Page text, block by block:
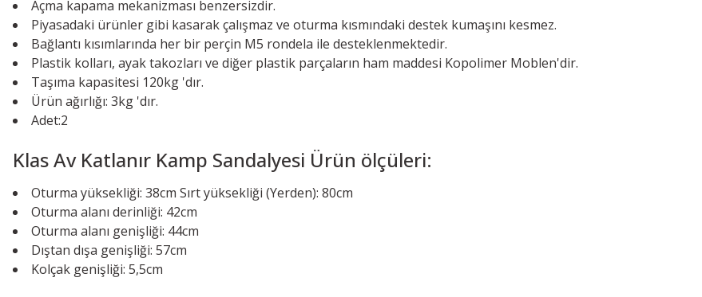
Açma kapama mekanizması benzersizdir.
Piyasadaki ürünler gibi kasarak çalışmaz ve oturma kısmındaki destek kumaşını kesmez.
Bağlantı kısımlarında her bir perçin M5 rondela ile desteklenmektedir.
Plastik kolları, ayak takozları ve diğer plastik parçaların ham maddesi Kopolimer Moblen'dir.
Taşıma kapasitesi 120kg 'dır.
Ürün ağırlığı: 3kg 'dır.
Adet:2
Klas Av Katlanır Kamp Sandalyesi Ürün ölçüleri:
Oturma yüksekliği: 38cm Sırt yüksekliği (Yerden): 80cm
Oturma alanı derinliği: 42cm
Oturma alanı genişliği: 44cm
Dıştan dışa genişliği: 57cm
Kolçak genişliği: 5,5cm